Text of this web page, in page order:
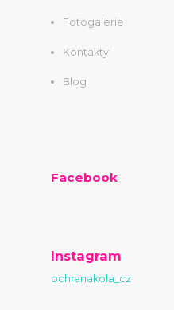
Fotogalerie
Kontakty
Blog
Facebook
Instagram
ochranakola_cz